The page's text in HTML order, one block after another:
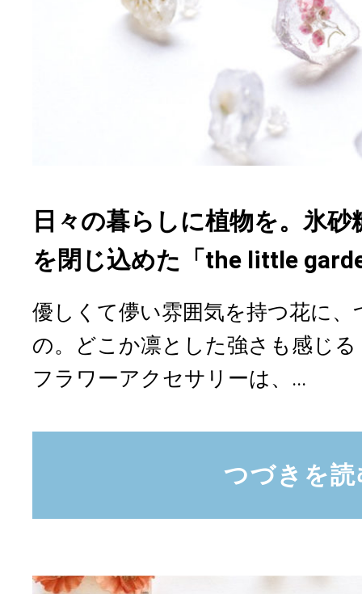
日々の暮らしに植物を。氷
を閉じ込めた「the little
優しくて儚い雰囲気を持つ花に
の。どこか凛とした強さも感じ
フラワーアクセサリーは、...
つづきを読